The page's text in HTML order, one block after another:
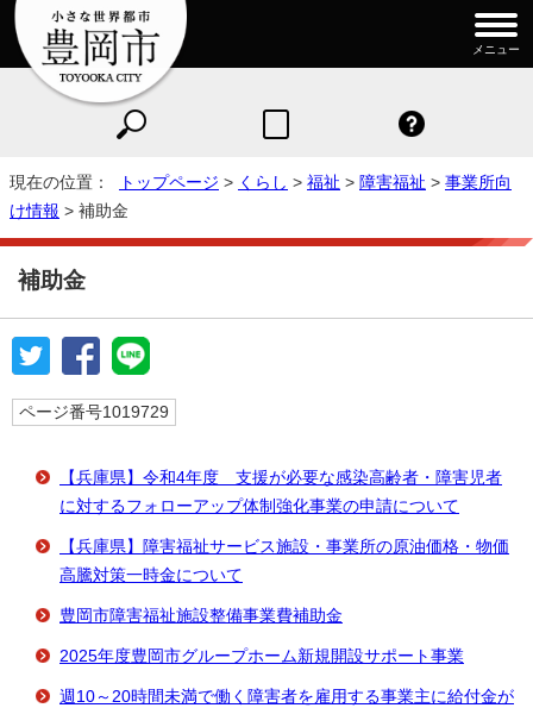
メニュー
現在の位置： トップページ > くらし > 福祉 > 障害福祉 > 事業所向
け情報 > 補助金
補助金
ページ番号1019729
【兵庫県】令和4年度 支援が必要な感染高齢者・障害児者
に対するフォローアップ体制強化事業の申請について
【兵庫県】障害福祉サービス施設・事業所の原油価格・物価
高騰対策一時金について
豊岡市障害福祉施設整備事業費補助金
2025年度豊岡市グループホーム新規開設サポート事業
週10～20時間未満で働く障害者を雇用する事業主に給付金が